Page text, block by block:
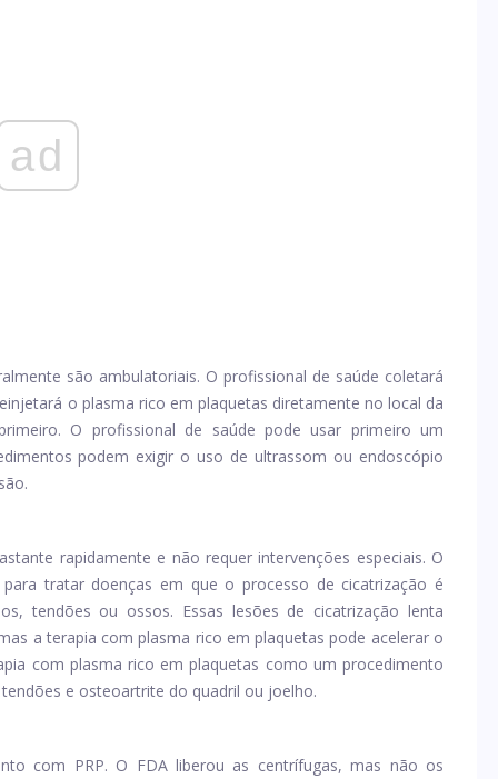
ad
são ambulatoriais. O profissional de saúde coletará
o plasma rico em plaquetas diretamente no local da
O profissional de saúde pode usar primeiro um
podem exigir o uso de ultrassom ou endoscópio
rapidamente e não requer intervenções especiais. O
tratar doenças em que o processo de cicatrização é
tendões ou ossos. Essas lesões de cicatrização lenta
a terapia com plasma rico em plaquetas pode acelerar o
com plasma rico em plaquetas como um procedimento
e osteoartrite do quadril ou joelho.
com PRP. O FDA liberou as centrífugas, mas não os